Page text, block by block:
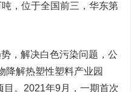
，位于全国前三，华东第
，解决白色污染问题，公
降解热塑性塑料产业园
目。2021年9月，一期首次